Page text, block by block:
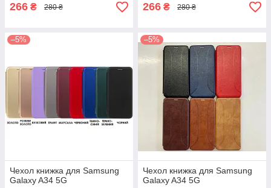
266 ₴ 280 ₴ 266 ₴ 280 ₴
–5%
Чехол книжка для Samsung
Galaxy A34 5G
–5%
Чехол книжка для Samsung
Galaxy A34 5G